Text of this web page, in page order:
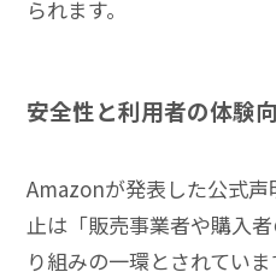
られます。
安全性と利用者の体験
Amazonが発表した公式
止は「販売事業者や購入
り組みの一環とされてい